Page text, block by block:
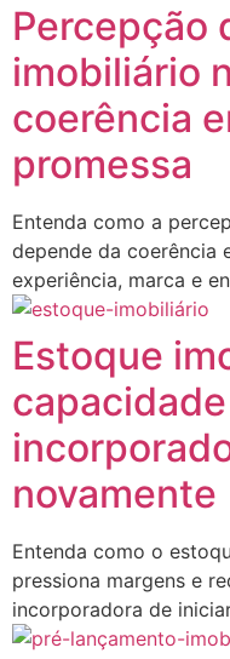
Percepção
imobiliário
coerência
promessa
Entenda como a
depende da coerência
experiência, marca e
Estoque
novamente
Entenda como o
pressiona margens e
incorporadora de